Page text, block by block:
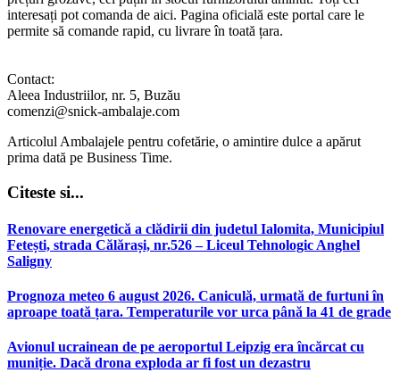
interesați pot comanda de aici. Pagina oficială este portal care le
permite să comande rapid, cu livrare în toată țara.
Contact:
Aleea Industriilor, nr. 5, Buzău
comenzi@snick-ambalaje.com
Articolul Ambalajele pentru cofetărie, o amintire dulce a apărut
prima dată pe Business Time.
Citeste si...
Renovare energetică a clădirii din judetul Ialomita, Municipiul
Fetești, strada Călărași, nr.526 – Liceul Tehnologic Anghel
Saligny
Prognoza meteo 6 august 2026. Caniculă, urmată de furtuni în
aproape toată țara. Temperaturile vor urca până la 41 de grade
Avionul ucrainean de pe aeroportul Leipzig era încărcat cu
muniție. Dacă drona exploda ar fi fost un dezastru